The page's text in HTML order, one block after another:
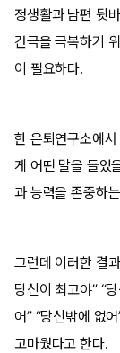
정생활과 남편 뒷
간극을 극복하기
이 필요하다.
한 은퇴연구소에
게 어떤 말을 들었
과 능력을 존중하
그런데 이러한 결
당신이 최고야” “
어” “당신밖에 없
고마웠다고 한다.